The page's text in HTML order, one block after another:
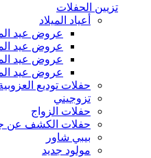
تزيين الحفلات
أعياد الميلاد
عروض عيد
عروض عيد
عروض عيد
عروض عيد
حفلات توديع
تزوجيني
حفلات الزواج
حفلات الكشف عن
بيبي شاور
مولود جديد